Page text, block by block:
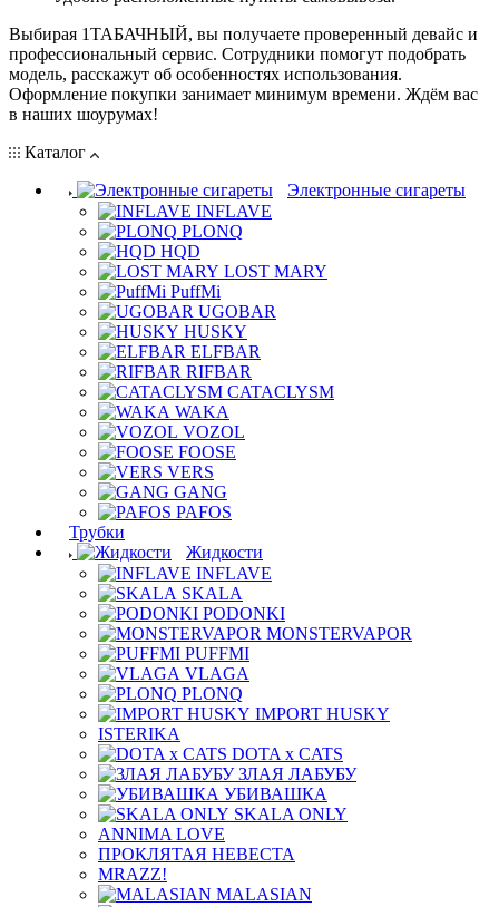
Выбирая 1ТАБАЧНЫЙ, вы получаете проверенный девайс и
профессиональный сервис. Сотрудники помогут подобрать
модель, расскажут об особенностях использования.
Оформление покупки занимает минимум времени. Ждём вас
в наших шоурумах!
Каталог
Электронные сигареты
INFLAVE
PLONQ
HQD
LOST MARY
PuffMi
UGOBAR
HUSKY
ELFBAR
RIFBAR
CATACLYSM
WAKA
VOZOL
FOOSE
VERS
GANG
PAFOS
Трубки
Жидкости
INFLAVE
SKALA
PODONKI
MONSTERVAPOR
PUFFMI
VLAGA
PLONQ
IMPORT HUSKY
ISTERIKA
DOTA x CATS
ЗЛАЯ ЛАБУБУ
УБИВАШКА
SKALA ONLY
ANNIMA LOVE
ПРОКЛЯТАЯ НЕВЕСТА
MRAZZ!
MALASIAN